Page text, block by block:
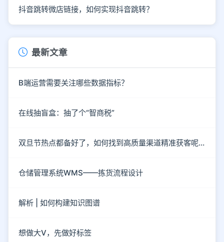
抖音跳转微店链接，如何实现抖音跳转？
最新文章
B端运营需要关注哪些数据指标？
在线抽盲盒：抽了个“智商税”
双旦节热点都备好了，如何找到高质量渠道精准获客呢？
仓储管理系统WMS——拣货流程设计
解析 | 如何构建知识图谱
想做大V，先做好标签